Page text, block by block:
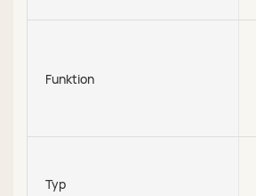
Funktion
Typ